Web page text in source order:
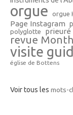
orgue orgue
Page Instagram
polyglotte prieuré
revue
visite
église de Bottens
Voir tous les mots-